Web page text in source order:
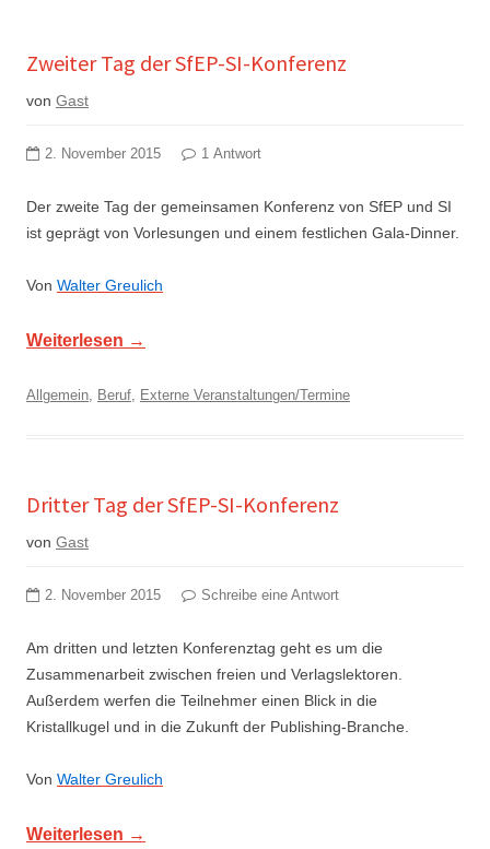
Zweiter Tag der SfEP-SI-Konferenz
von Gast
2. November 2015 1 Antwort
Der zweite Tag der gemeinsamen Konferenz von SfEP und SI
ist geprägt von Vorlesungen und einem festlichen Gala-Dinner.
Von Walter Greulich
Weiterlesen →
Allgemein, Beruf, Externe Veranstaltungen/Termine
Dritter Tag der SfEP-SI-Konferenz
von Gast
2. November 2015 Schreibe eine Antwort
Am dritten und letzten Konferenztag geht es um die
Zusammenarbeit zwischen freien und Verlagslektoren.
Außerdem werfen die Teilnehmer einen Blick in die
Kristallkugel und in die Zukunft der Publishing-Branche.
Von Walter Greulich
Weiterlesen →